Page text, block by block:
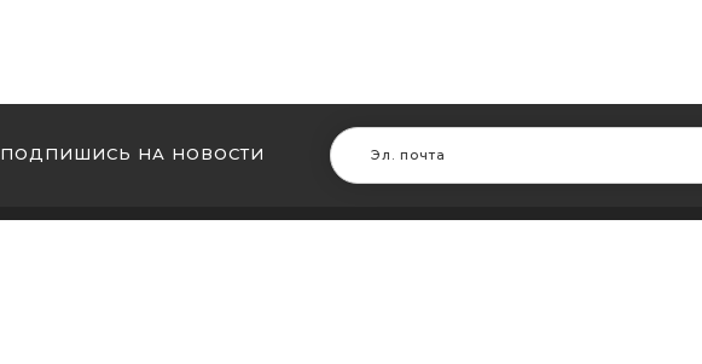
ПОДПИШИСЬ НА НОВОСТИ